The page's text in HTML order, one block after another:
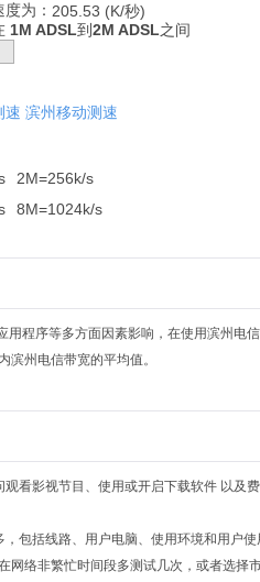
为： 205.53 (K/秒)
1M ADSL到2M ADSL之间
速 滨州移动测速
2M=256k/s
8M=1024k/s
程序等多方面因素影响，在使用滨州电
州电信带宽的平均值。
看影视节目、使用或开启下载软件 以及
包括线路、用户电脑、使用环境和用户使
网络非繁忙时间段多测试几次，或者选择